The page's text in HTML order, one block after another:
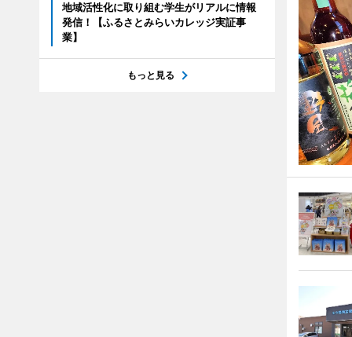
地域活性化に取り組む学生がリアルに情報
発信！【ふるさとみらいカレッジ実証事
業】
もっと見る